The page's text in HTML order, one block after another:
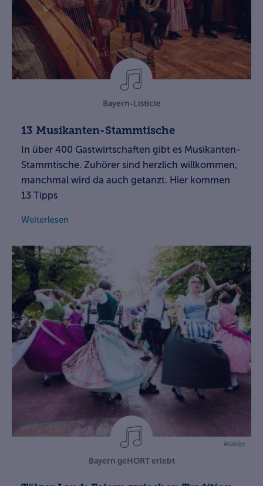
Bayern-Listicle
13 Musikanten-Stammtische
In über 400 Gastwirtschaften gibt es Musikanten-
Stammtische. Zuhörer sind herzlich willkommen,
manchmal wird da auch getanzt. Hier kommen
13 Tipps
Weiterlesen
Anzeige
Bayern geHÖRT erlebt